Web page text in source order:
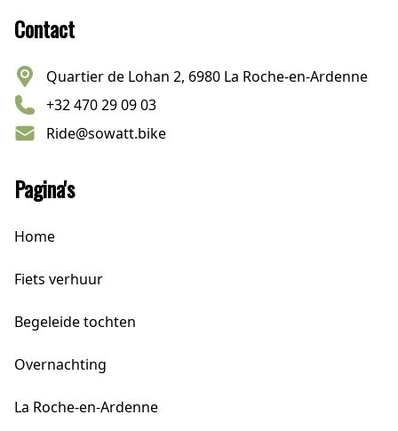
Contact
Quartier de Lohan 2, 6980 La Roche-en-Ardenne
+32 470 29 09 03
Ride@sowatt.bike
Pagina's
Home
Fiets verhuur
Begeleide tochten
Overnachting
La Roche-en-Ardenne